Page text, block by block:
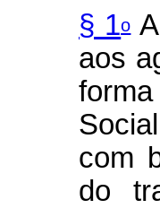
§ 1oA
aos
com
do